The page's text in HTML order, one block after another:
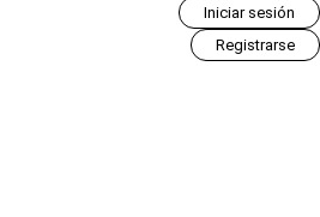
Iniciar sesión
Registrarse